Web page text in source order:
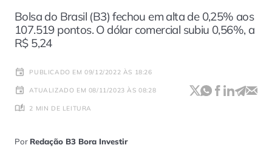
Bolsa do Brasil (B3) fechou em alta de 0,25% aos
107.519 pontos. O dólar comercial subiu 0,56%, a
R$ 5,24
PUBLICADO EM 09/12/2022 ÀS 18:26
ATUALIZADO EM 08/11/2023 ÀS 08:28
2 MIN DE LEITURA
Por Redação B3 Bora Investir